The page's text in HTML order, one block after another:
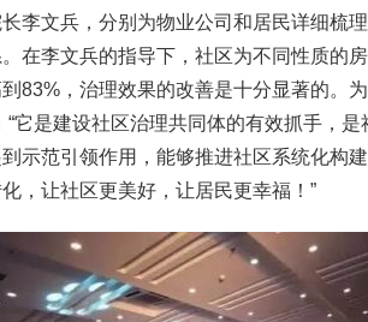
李文兵，分别为物业公司和居民详细梳
在李文兵的指导下，社区为不同性质的
83%，治理效果的改善是十分显著的。
“它是建设社区治理共同体的有效抓手，
示范引领作用，能够推进社区系统化构
，让社区更美好，让居民更幸福！”